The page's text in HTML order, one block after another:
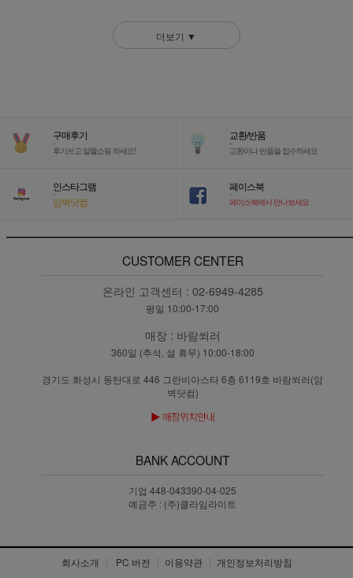
더보기 ▼
구매후기
-
후기쓰고 알뜰쇼핑 하세요!
교환/반품
-
교환이나 반품을 접수하세요
인스타그램
-
암벽닷컴
페이스북
-
페이스북에서 만나보세요
CUSTOMER CENTER
온라인 고객센터 : 02-6949-4285
평일 10:00-17:00
매장 : 바람쐬러
360일 (추석, 설 휴무) 10:00-18:00
경기도 화성시 동탄대로 446 그란비아스타 6층 6119호 바람쐬러(암
벽닷컴)
BANK ACCOUNT
기업 448-043390-04-025
예금주 : (주)클라임라이트
회사소개 PC 버전 이용약관 개인정보처리방침